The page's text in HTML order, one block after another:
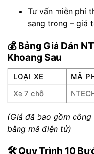
Tư vấn miễn phí
sang trọng – giá
💰 Bảng Giá Dán
Khoang Sau
LOẠI XE MÃ
Xe 7 chỗ
(Giá đã bao gồm
bằng mã điện tử)
🛠️ Quy Trình 10